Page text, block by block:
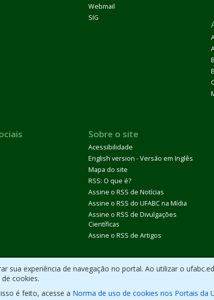
sua experiência de navegação no portal. Ao utilizar o
cookies.
é feito, acesse a Norma de uso de cookies nos Portais da
Webmail
SIG
Sobre o site
Acessibilidade
English version - Versão em Inglês
Mapa do site
RSS: O que é?
Assine o RSS de Notícias
Assine o RSS do UFABC na Mídia
Assine o RSS de Divulgações
Científicas
Assine o RSS de Artigos